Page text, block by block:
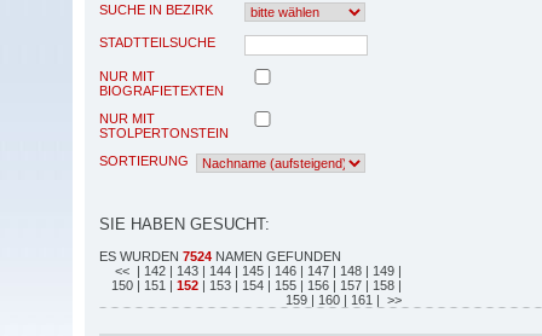
SUCHE IN BEZIRK
STADTTEILSUCHE
NUR MIT
BIOGRAFIETEXTEN
NUR MIT
STOLPERTONSTEIN
SORTIERUNG
SIE HABEN GESUCHT:
ES WURDEN 7524 NAMEN GEFUNDEN
<< | 142 | 143 | 144 | 145 | 146 | 147 | 148 | 149 |
150 | 151 | 152 | 153 | 154 | 155 | 156 | 157 | 158 |
159 | 160 | 161 | >>